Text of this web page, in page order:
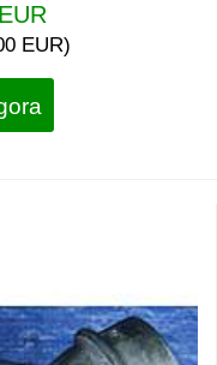
EUR)